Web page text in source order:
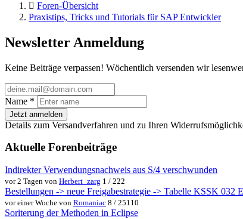
Foren-Übersicht
Praxistips, Tricks und Tutorials für SAP Entwickler
Newsletter Anmeldung
Keine Beiträge verpassen! Wöchentlich versenden wir
Name *
Jetzt anmelden
Details zum Versandverfahren und zu Ihren
Aktuelle Forenbeiträge
Indirekter Verwendungsnachweis aus S/4 verschwunden
vor 2 Tagen von Herbert_zarg 1 / 222
Bestellungen -> neue Freigabestrategie -> Tabelle KSSK 032
vor einer Woche von Romaniac 8 / 25110
Soriterung der Methoden in Eclipse